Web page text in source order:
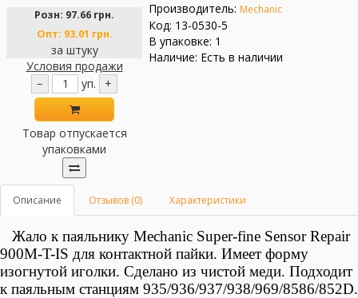
Розн: 97.66 грн.
Опт: 93.01 грн.
за штуку
Условия продажи
−
уп. +
Товар отпускается
упаковками
Производитель: Mechanic
Код: 13-0530-5
В упаковке: 1
Наличие: Есть в наличии
Описание Отзывов (0) Характеристики
Жало к паяльнику Mechanic Super-fine Sensor Repair
900M-T-IS для контактной пайки. Имеет форму
изогнутой иголки. Сделано из чистой меди. Подходит
к паяльным станциям 935/936/937/938/969/8586/852D.